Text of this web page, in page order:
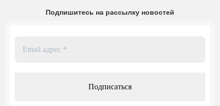
Подпишитесь на рассылку новостей